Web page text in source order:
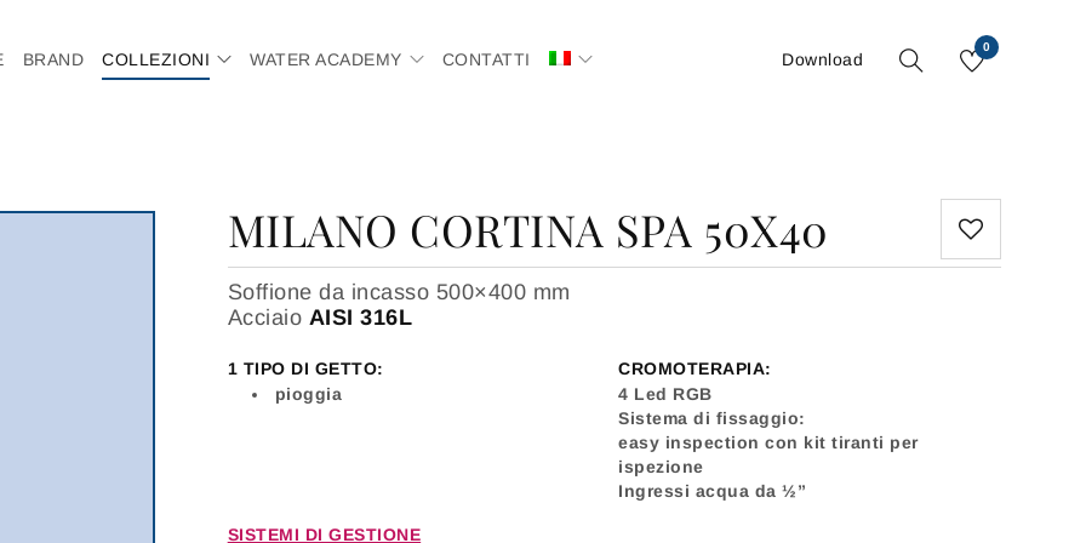
BRAND COLLEZIONI WATER ACADEMY CONTATTI
0
Download
MILANO CORTINA SPA 50X40
Soffione da incasso 500×400 mm
Acciaio AISI 316L
1 TIPO DI GETTO:
pioggia
CROMOTERAPIA:
4 Led RGB
Sistema di fissaggio:
easy inspection con kit tiranti per
ispezione
Ingressi acqua da ½”
SISTEMI DI GESTIONE